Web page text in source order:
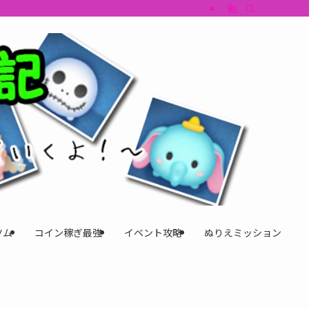
ム・キャラ評価も丁寧に解説。ツムツムイベント、ツムツム攻略、ツムツ
ム コイン稼ぎ最強 イベント攻略 ぬりえミッション